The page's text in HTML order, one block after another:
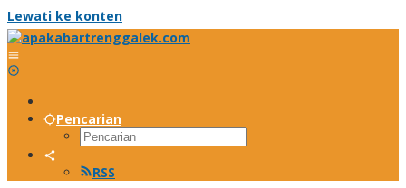
Lewati ke konten
Pencarian
RSS